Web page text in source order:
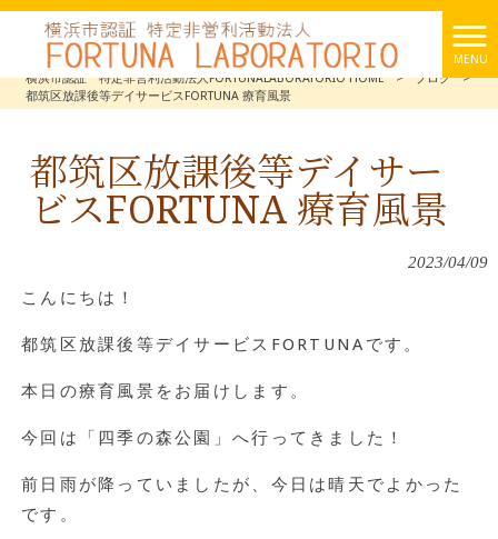
MENU
横浜市認証 特定非営利活動法人FORTUNALABORATORIO HOME
> ブログ
>
都筑区放課後等デイサービスFORTUNA 療育風景
都筑区放課後等デイサー
ビスFORTUNA 療育風景
2023/04/09
こんにちは！
都筑区放課後等デイサービスFORTUNAです。
本日の療育風景をお届けします。
今回は「四季の森公園」へ行ってきました！
前日雨が降っていましたが、今日は晴天でよかった
です。